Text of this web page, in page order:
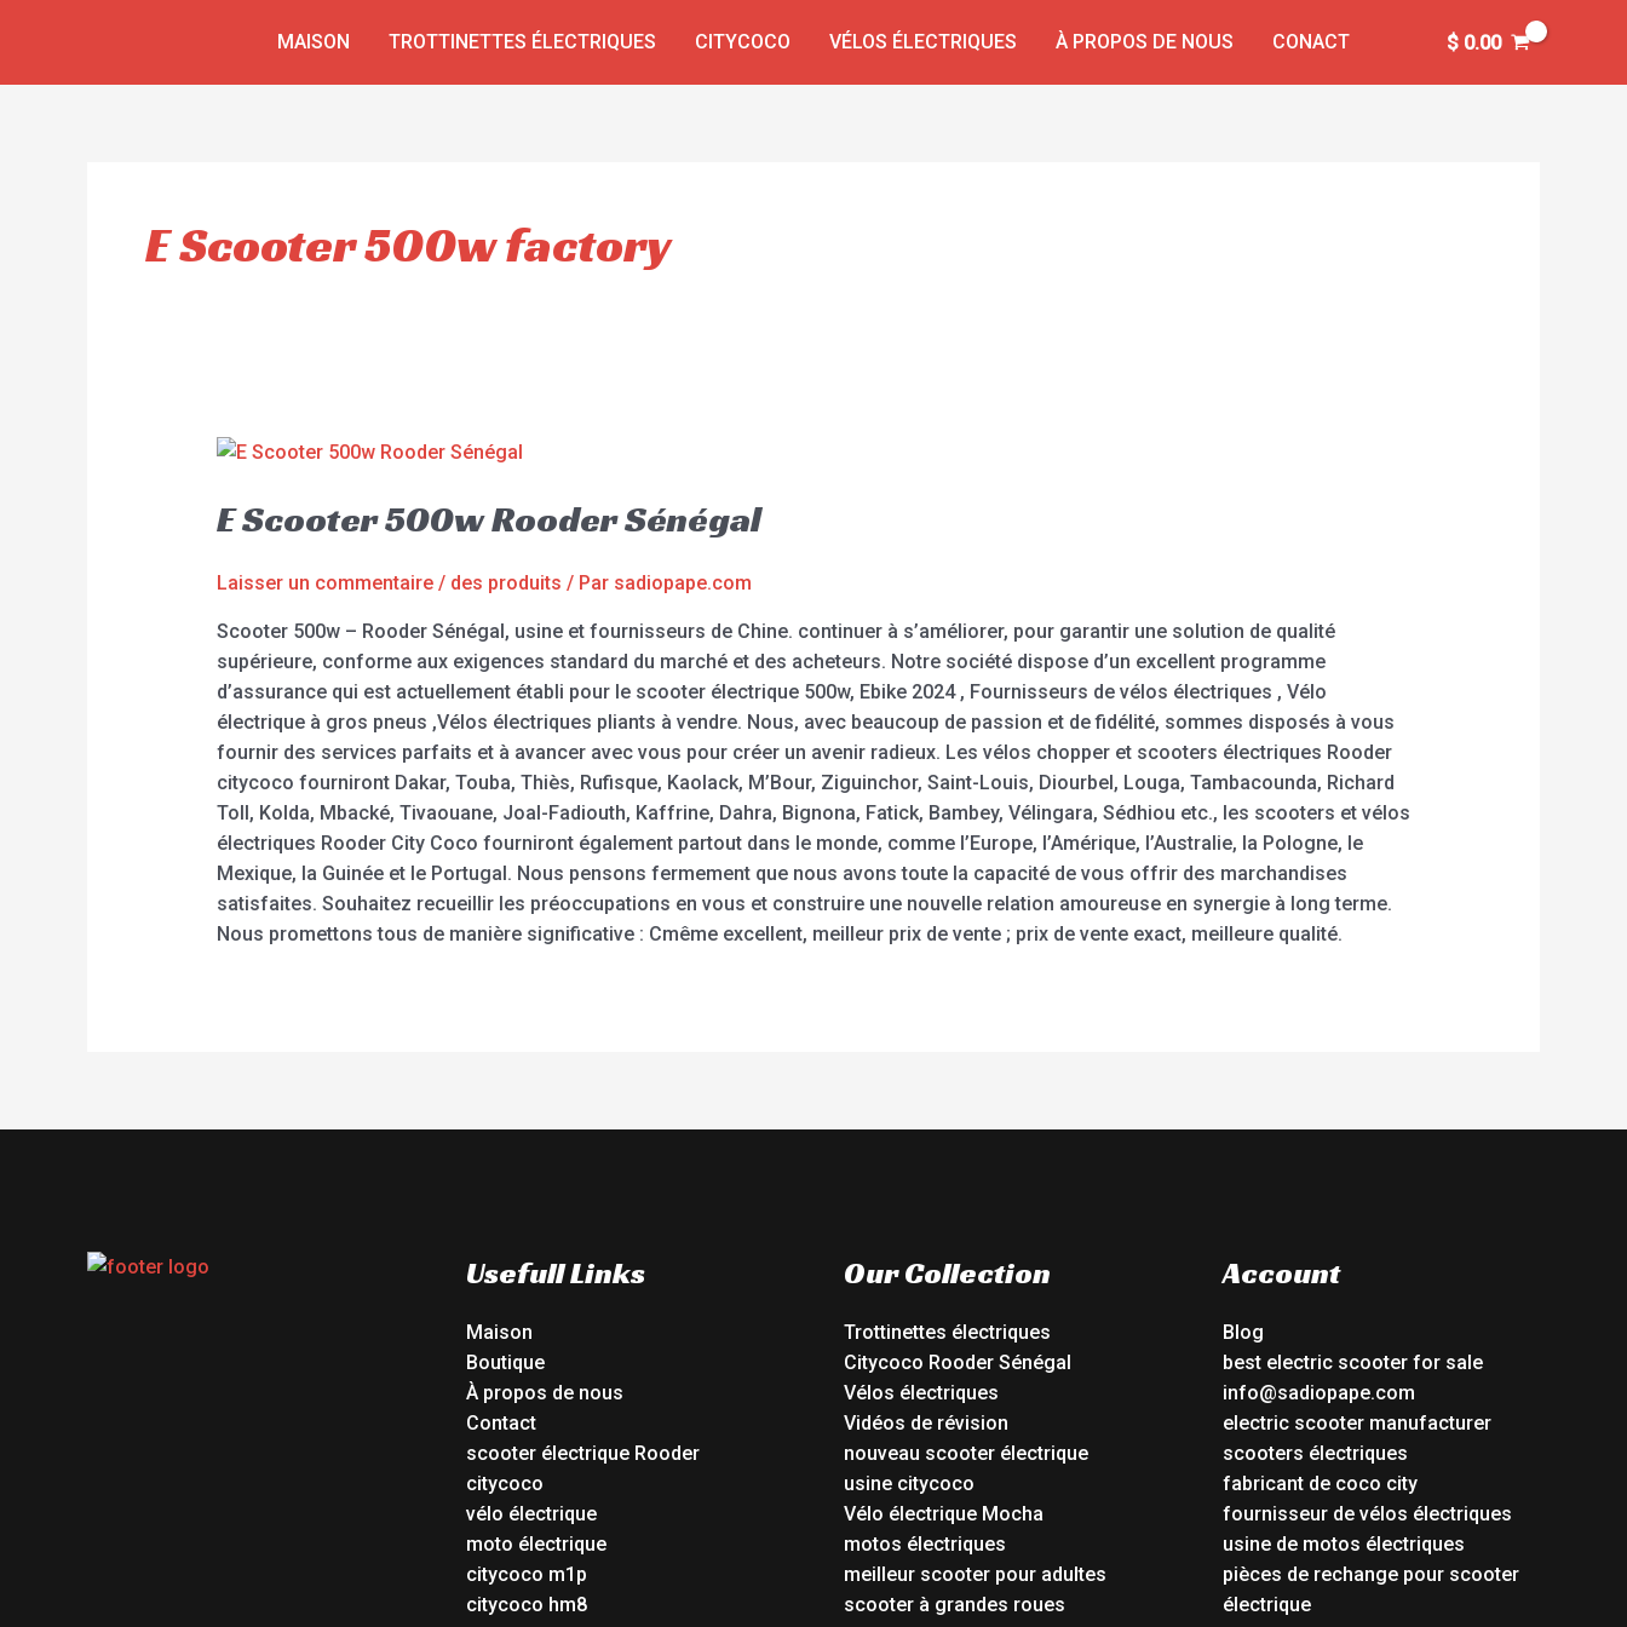
MAISON TROTTINETTES ÉLECTRIQUES CITYCOCO VÉLOS ÉLECTRIQUES À PROPOS DE NOUS CONACT $0.00
E Scooter 500w factory
E Scooter 500w Rooder Sénégal
Laisser un commentaire / des produits / Par sadiopape.com
Scooter 500w – Rooder Sénégal, usine et fournisseurs de Chine. continuer à s’améliorer, pour garantir une solution de qualité
supérieure, conforme aux exigences standard du marché et des acheteurs. Notre société dispose d’un excellent programme
d’assurance qui est actuellement établi pour le scooter électrique 500w, Ebike 2024 , Fournisseurs de vélos électriques , Vélo
électrique à gros pneus ,Vélos électriques pliants à vendre. Nous, avec beaucoup de passion et de fidélité, sommes disposés à vous
fournir des services parfaits et à avancer avec vous pour créer un avenir radieux. Les vélos chopper et scooters électriques Rooder
citycoco fourniront Dakar, Touba, Thiès, Rufisque, Kaolack, M’Bour, Ziguinchor, Saint-Louis, Diourbel, Louga, Tambacounda, Richard
Toll, Kolda, Mbacké, Tivaouane, Joal-Fadiouth, Kaffrine, Dahra, Bignona, Fatick, Bambey, Vélingara, Sédhiou etc., les scooters et vélos
électriques Rooder City Coco fourniront également partout dans le monde, comme l’Europe, l’Amérique, l’Australie, la Pologne, le
Mexique, la Guinée et le Portugal. Nous pensons fermement que nous avons toute la capacité de vous offrir des marchandises
satisfaites. Souhaitez recueillir les préoccupations en vous et construire une nouvelle relation amoureuse en synergie à long terme.
Nous promettons tous de manière significative : Cmême excellent, meilleur prix de vente ; prix de vente exact, meilleure qualité.
Usefull Links
Maison
Boutique
À propos de nous
Contact
scooter électrique Rooder
citycoco
vélo électrique
moto électrique
citycoco m1p
citycoco hm8
Our Collection
Trottinettes électriques
Citycoco Rooder Sénégal
Vélos électriques
Vidéos de révision
nouveau scooter électrique
usine citycoco
Vélo électrique Mocha
motos électriques
meilleur scooter pour adultes
scooter à grandes roues
Account
Blog
best electric scooter for sale
info@sadiopape.com
electric scooter manufacturer
scooters électriques
fabricant de coco city
fournisseur de vélos électriques
usine de motos électriques
pièces de rechange pour scooter
électrique